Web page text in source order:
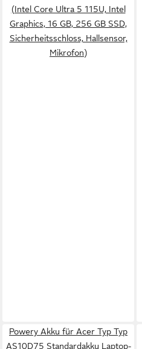
(Intel Core Ultra 5 115U, Intel
Graphics, 16 GB, 256 GB SSD,
Sicherheitsschloss, Hallsensor,
Mikrofon)
Powery Akku für Acer Typ Typ
AS10D75 Standardakku Laptop-